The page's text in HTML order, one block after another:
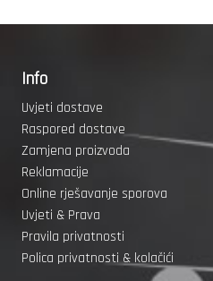
Info
Uvjeti dostave
Raspored dostave
Zamjena proizvoda
Reklamacije
Online rješavanje sporova
Uvjeti & Prava
Pravila privatnosti
Polica privatnosti & kolačići